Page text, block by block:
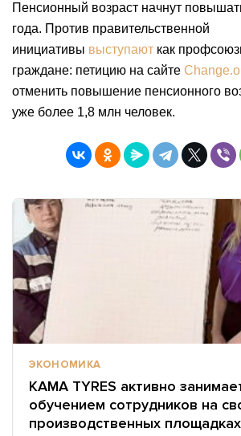
Пенсионный возраст начнут
года. Против правительственной
инициативы выступают как
граждане: петицию на сайте
отменить повышение пенсионного
уже более 1,8 млн человек.
ЭКОНОМИКА
KAMA TYRES активно
обучением сотрудников на
производственных площадках